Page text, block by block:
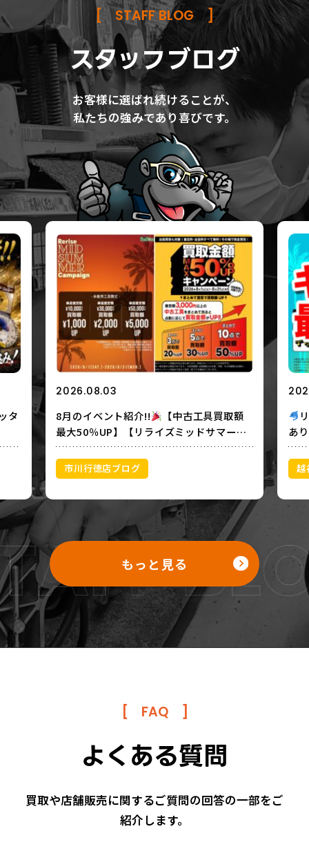
[ STAFF BLOG]
スタッフブログ
お客様に選ばれ続けることが、
私たちの強みであり喜びです。
タ
2026.08.03
8月のイベント紹介!!
【中古工具買取額
最大50％UP】【リライズミッドサマーキ
ャンペーン】
市川行徳店ブログ
あ
ッ
取越
もっと見る
[ FAQ ]
よくある質問
買取や店舗販売に関するご質問の回答の一部をご
紹介します。